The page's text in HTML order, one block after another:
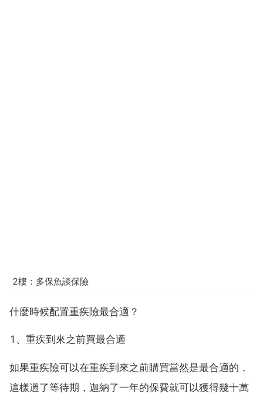
2樓：多保魚談保險
什麼時候配置重疾險最合適？
1、重疾到來之前買最合適
如果重疾險可以在重疾到來之前購買當然是最合適的，
這樣過了等待期，迦納了一年的保費就可以獲得幾十萬